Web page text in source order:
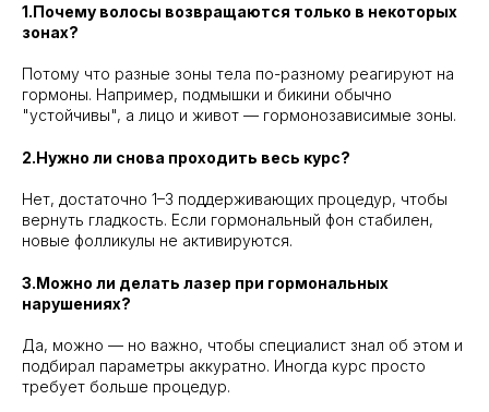
1.Почему волосы возвращаются только в некоторых
зонах?
Потому что разные зоны тела по-разному реагируют на
гормоны. Например, подмышки и бикини обычно
"устойчивы", а лицо и живот — гормонозависимые зоны.
2.Нужно ли снова проходить весь курс?
Нет, достаточно 1–3 поддерживающих процедур, чтобы
вернуть гладкость. Если гормональный фон стабилен,
новые фолликулы не активируются.
3.Можно ли делать лазер при гормональных
нарушениях?
Да, можно — но важно, чтобы специалист знал об этом и
подбирал параметры аккуратно. Иногда курс просто
требует больше процедур.